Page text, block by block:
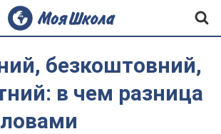
безкоштовний,
в чем разница